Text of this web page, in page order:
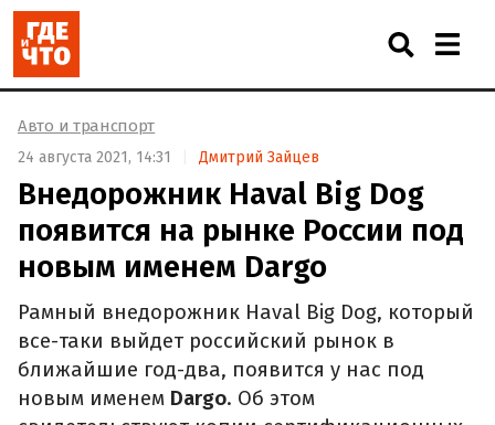
Авто и транспорт
24 августа 2021, 14:31 Дмитрий Зайцев
Внедорожник Haval Big Dog
появится на рынке России под
новым именем Dargo
Рамный внедорожник Haval Big Dog, который
все-таки выйдет российский рынок в
ближайшие год-два, появится у нас под
новым именем Dargo. Об этом